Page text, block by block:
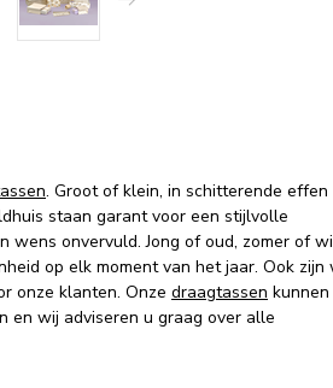
. Groot of klein, in schitterende effen
staan garant voor een stijlvolle
wens onvervuld. Jong of oud, zomer of
op elk moment van het jaar. Ook zijn
onze klanten. Onze draagtassen
en wij adviseren u graag over alle